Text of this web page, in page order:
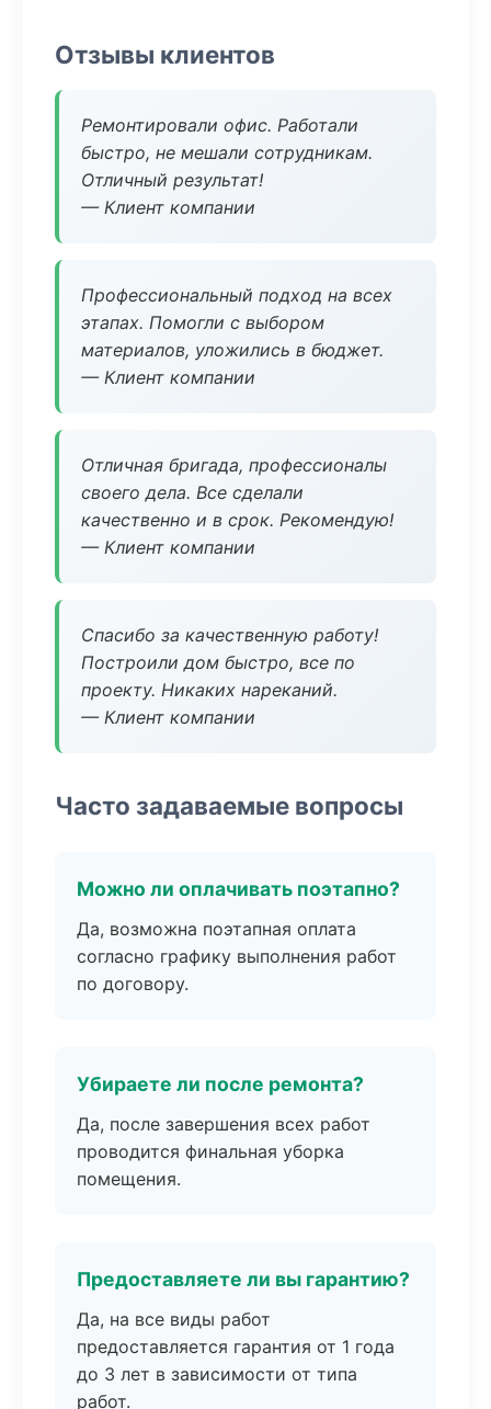
Отзывы клиентов
Ремонтировали офис. Работали
быстро, не мешали сотрудникам.
Отличный результат!
— Клиент компании
Профессиональный подход на всех
этапах. Помогли с выбором
материалов, уложились в бюджет.
— Клиент компании
Отличная бригада, профессионалы
своего дела. Все сделали
качественно и в срок. Рекомендую!
— Клиент компании
Спасибо за качественную работу!
Построили дом быстро, все по
проекту. Никаких нареканий.
— Клиент компании
Часто задаваемые вопросы
Можно ли оплачивать поэтапно?
Да, возможна поэтапная оплата
согласно графику выполнения работ
по договору.
Убираете ли после ремонта?
Да, после завершения всех работ
проводится финальная уборка
помещения.
Предоставляете ли вы гарантию?
Да, на все виды работ
предоставляется гарантия от 1 года
до 3 лет в зависимости от типа
работ.